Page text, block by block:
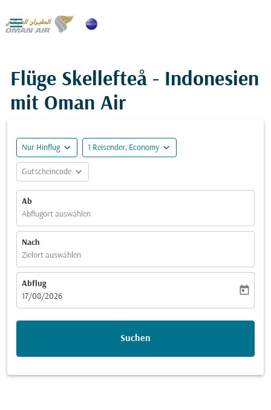

Flüge Skellefteå - Indonesien
mit Oman Air
Nur Hinflug expand_more 1 Reisender, Economy expand_more
Gutscheincode expand_more
Ab
Abflugort auswählen
Nach
Zielort auswählen
Abflug
fc-booking-departure-date-aria-label
17/08/2026
today
Suchen